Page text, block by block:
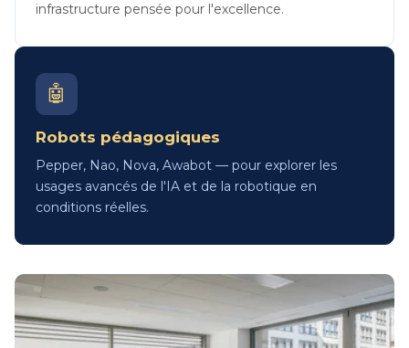
infrastructure pensée pour l'excellence.
🤖
Robots pédagogiques
Pepper, Nao, Nova, Awabot — pour explorer les
usages avancés de l'IA et de la robotique en
conditions réelles.
Image